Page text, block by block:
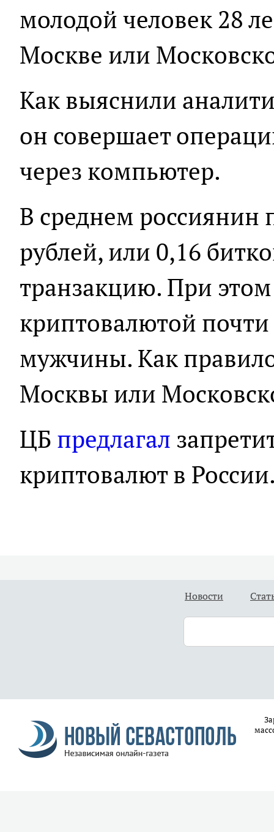
молодой человек 28
Москве или
Как выяснили
он совершает
через компьютер.
В среднем россиянин
рублей, или 0,16
транзакцию. При
криптовалютой
мужчины. Как
Москвы или
ЦБ предлагал
криптовалют в
Новости